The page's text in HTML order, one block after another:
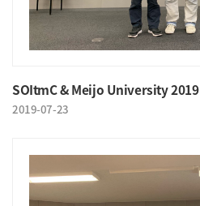
SOItmC & Meijo University 2019
2019-07-23